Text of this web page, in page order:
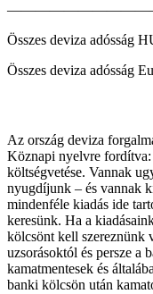
Összes deviza adósság
Összes deviza adósság
Az ország deviza
Köznapi nyelvre fordítva:
költségvetése. Vannak
nyugdíjunk – és vannak
mindenféle kiadás ide
keresünk. Ha a
kölcsönt kell szereznünk
uzsorásoktól és persze a
kamatmentesek és
banki kölcsön után